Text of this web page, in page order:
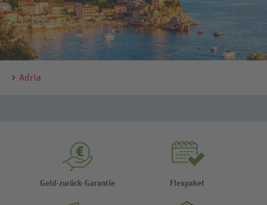
Adria
Geld-zurück-Garantie Flexpaket